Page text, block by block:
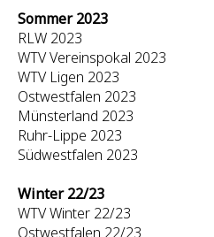
Sommer 2023
RLW 2023
WTV Vereinspokal 2023
WTV Ligen 2023
Ostwestfalen 2023
Münsterland 2023
Ruhr-Lippe 2023
Südwestfalen 2023
Winter 22/23
WTV Winter 22/23
Ostwestfalen 22/23